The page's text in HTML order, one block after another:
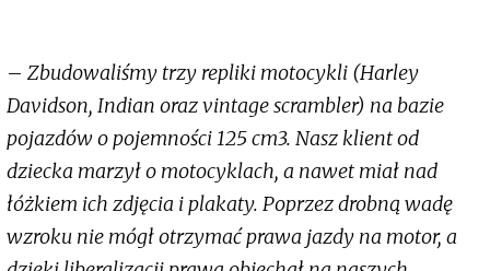
– Zbudowaliśmy trzy repliki motocykli (Harley
Davidson, Indian oraz vintage scrambler) na bazie
pojazdów o pojemności 125 cm3. Nasz klient od
dziecka marzył o motocyklach, a nawet miał nad
łóżkiem ich zdjęcia i plakaty. Poprzez drobną wadę
wzroku nie mógł otrzymać prawa jazdy na motor, a